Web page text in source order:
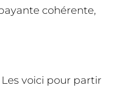
cohérente,
voici pour partir